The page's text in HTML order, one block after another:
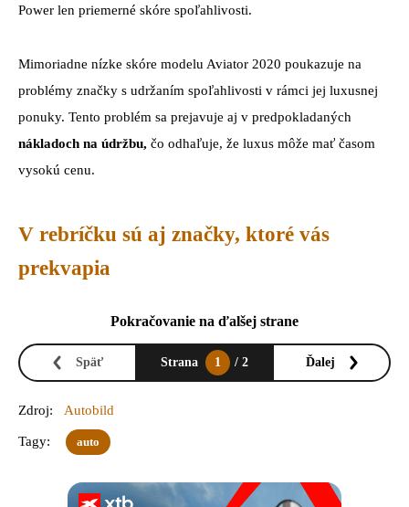
Power len priemerné skóre spoľahlivosti.
Mimoriadne nízke skóre modelu Aviator 2020 poukazuje na
problémy značky s udržaním spoľahlivosti v rámci jej luxusnej
ponuky. Tento problém sa prejavuje aj v predpokladaných
nákladoch na údržbu, čo odhaľuje, že luxus môže mať časom
vysokú cenu.
V rebríčku sú aj značky, ktoré vás
prekvapia
Pokračovanie na ďalšej strane
Späť Strana 1 / 2 Ďalej
Zdroj: Autobild
Tagy: auto